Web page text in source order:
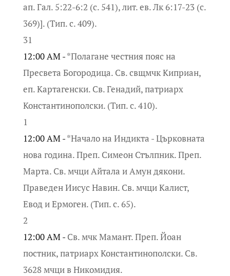
ап. Гал. 5:22-6:2 (с. 541), лит. ев. Лк 6:17-23 (с.
369)]. (Тип. с. 409).
31
12:00 AM -*Полагане честния пояс на
Пресвета Богородица. Св. свщмчк Киприан,
еп. Картагенски. Св. Генадий, патриарх
Константинополски. (Тип. с. 410).
1
12:00 AM -*Начало на Индикта - Църковната
нова година. Преп. Симеон Стълпник. Преп.
Марта. Св. мчци Айтала и Амун дякони.
Праведен Иисус Навин. Св. мчци Калист,
Евод и Ермоген. (Тип. с. 65).
2
12:00 AM - Св. мчк Мамант. Преп. Йоан
постник, патриарх Константинополски. Св.
3628 мчци в Никомидия.